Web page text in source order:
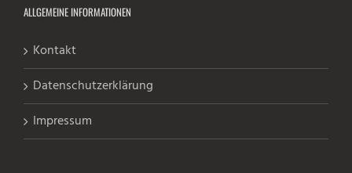
ALLGEMEINE INFORMATIONEN
Kontakt
Datenschutzerklärung
Impressum